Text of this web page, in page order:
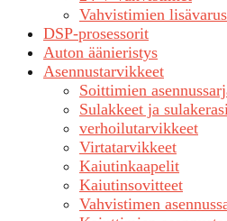
Vahvistimien
DSP-prosessorit
Auton äänieristys
Asennustarvikkeet
Soittimien
Sulakkeet ja
verhoilutarvikkeet
Virtatarvikkeet
Kaiutinkaapelit
Kaiutinsovitteet
Vahvistimen